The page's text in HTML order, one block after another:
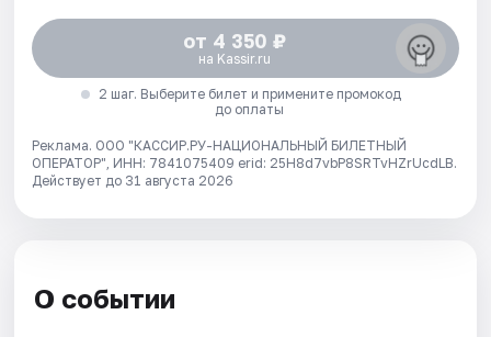
от 4 350 ₽
на Kassir.ru
2 шаг. Выберите билет и примените промокод
до оплаты
Реклама. ООО "КАССИР.РУ-НАЦИОНАЛЬНЫЙ БИЛЕТНЫЙ
ОПЕРАТОР", ИНН: 7841075409 erid: 25H8d7vbP8SRTvHZrUcdLB.
Действует до 31 августа 2026
О событии